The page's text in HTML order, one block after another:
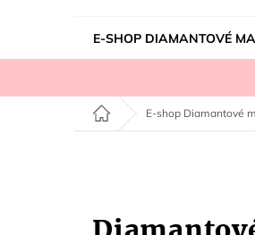
E-SHOP DIAMANTOVÉ
Domů E-shop Diamantové